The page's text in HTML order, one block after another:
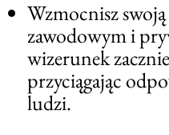
Wzmocnisz
zawodowym i
wizerunek
przyciągając
ludzi.